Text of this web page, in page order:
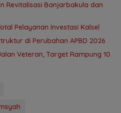
Revitalisasi Banjarbakula dan
Pelayanan Investasi Kalsel
di Perubahan APBD 2026
Veteran, Target Rampung 10